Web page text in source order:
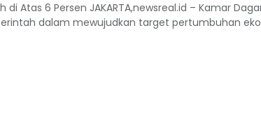
Atas 6 Persen JAKARTA,newsreal.id – Kamar
dalam mewujudkan target pertumbuhan